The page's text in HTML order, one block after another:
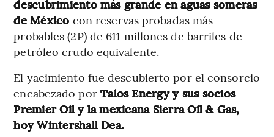
descubrimiento más grande en aguas someras
de México con reservas probadas más
probables (2P) de 611 millones de barriles de
petróleo crudo equivalente.
El yacimiento fue descubierto por el consorcio
encabezado porTalos Energy y sus socios
Premier Oil y la mexicana Sierra Oil & Gas,
hoy Wintershall Dea.